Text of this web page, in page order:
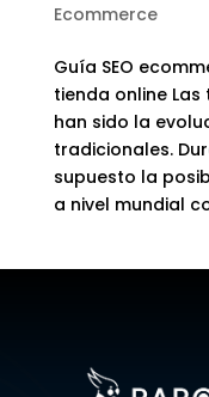
Ecommerce
Guía SEO
tienda online
han sido la
tradicionales.
supuesto la
a nivel mundial